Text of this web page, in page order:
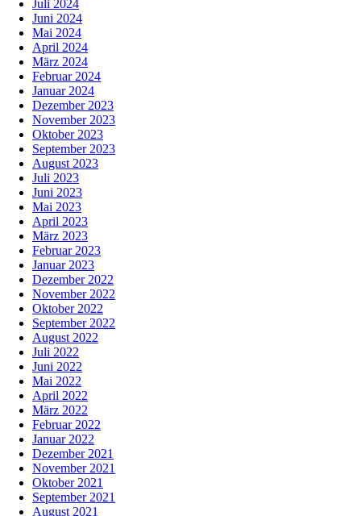
Juli 2024
Juni 2024
Mai 2024
April 2024
März 2024
Februar 2024
Januar 2024
Dezember 2023
November 2023
Oktober 2023
September 2023
August 2023
Juli 2023
Juni 2023
Mai 2023
April 2023
März 2023
Februar 2023
Januar 2023
Dezember 2022
November 2022
Oktober 2022
September 2022
August 2022
Juli 2022
Juni 2022
Mai 2022
April 2022
März 2022
Februar 2022
Januar 2022
Dezember 2021
November 2021
Oktober 2021
September 2021
August 2021